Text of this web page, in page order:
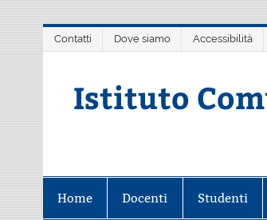
contenuto
Contatti Dove siamo Accessibilità
Istituto
Home Docenti Studenti